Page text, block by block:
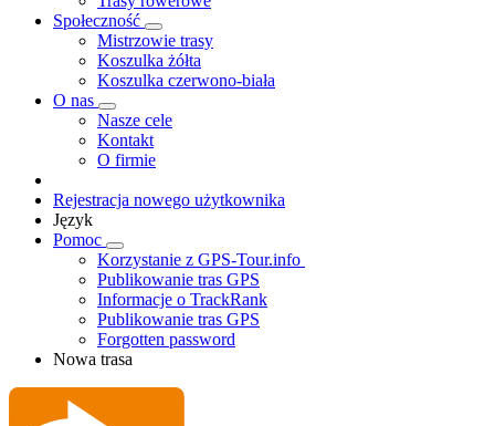
Społeczność
Mistrzowie trasy
Koszulka żółta
Koszulka czerwono-biała
O nas
Nasze cele
Kontakt
O firmie
Rejestracja nowego użytkownika
Język
Pomoc
Korzystanie z GPS-Tour.info
Publikowanie tras GPS
Informacje o TrackRank
Publikowanie tras GPS
Forgotten password
Nowa trasa